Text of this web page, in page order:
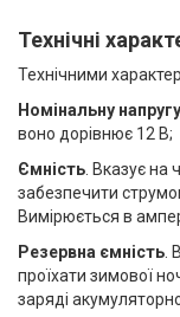
Технічні
Технічними
Номінальну напругу
воно дорівнює 12 В;
Ємність . Вказує
забезпечити
Вимірюється в
Резервна ємність
проїхати зимової
заряді